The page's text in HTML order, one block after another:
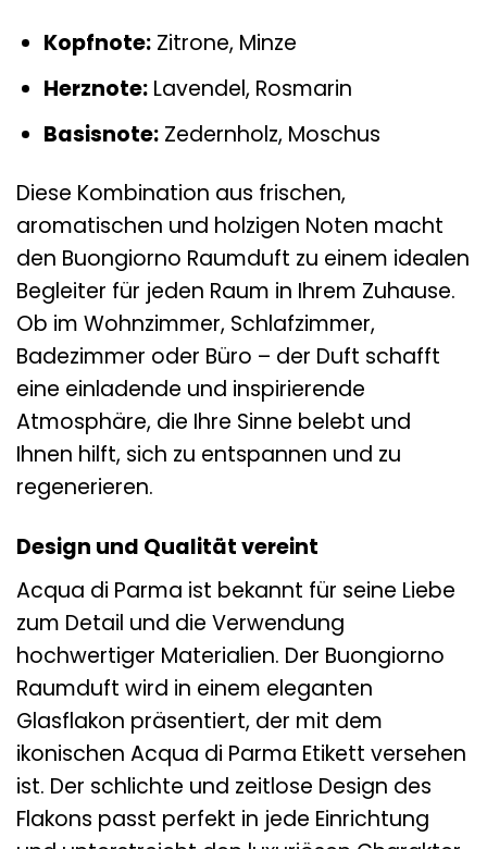
Kopfnote:Zitrone, Minze
Herznote:Lavendel, Rosmarin
Basisnote:Zedernholz, Moschus
Diese Kombination aus frischen,
aromatischen und holzigen Noten macht
den Buongiorno Raumduft zu einem idealen
Begleiter für jeden Raum in Ihrem Zuhause.
Ob im Wohnzimmer, Schlafzimmer,
Badezimmer oder Büro – der Duft schafft
eine einladende und inspirierende
Atmosphäre, die Ihre Sinne belebt und
Ihnen hilft, sich zu entspannen und zu
regenerieren.
Design und Qualität vereint
Acqua di Parma ist bekannt für seine Liebe
zum Detail und die Verwendung
hochwertiger Materialien. Der Buongiorno
Raumduft wird in einem eleganten
Glasflakon präsentiert, der mit dem
ikonischen Acqua di Parma Etikett versehen
ist. Der schlichte und zeitlose Design des
Flakons passt perfekt in jede Einrichtung